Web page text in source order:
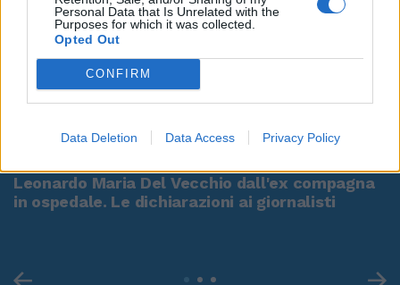
Personal Data that Is Unrelated with the
Purposes for which it was collected.
Opted Out
CONFIRM
Data Deletion Data Access Privacy Policy
00:00 01:16
Leonardo Maria Del Vecchio dall'ex compagna
in ospedale. Le dichiarazioni ai giornalisti